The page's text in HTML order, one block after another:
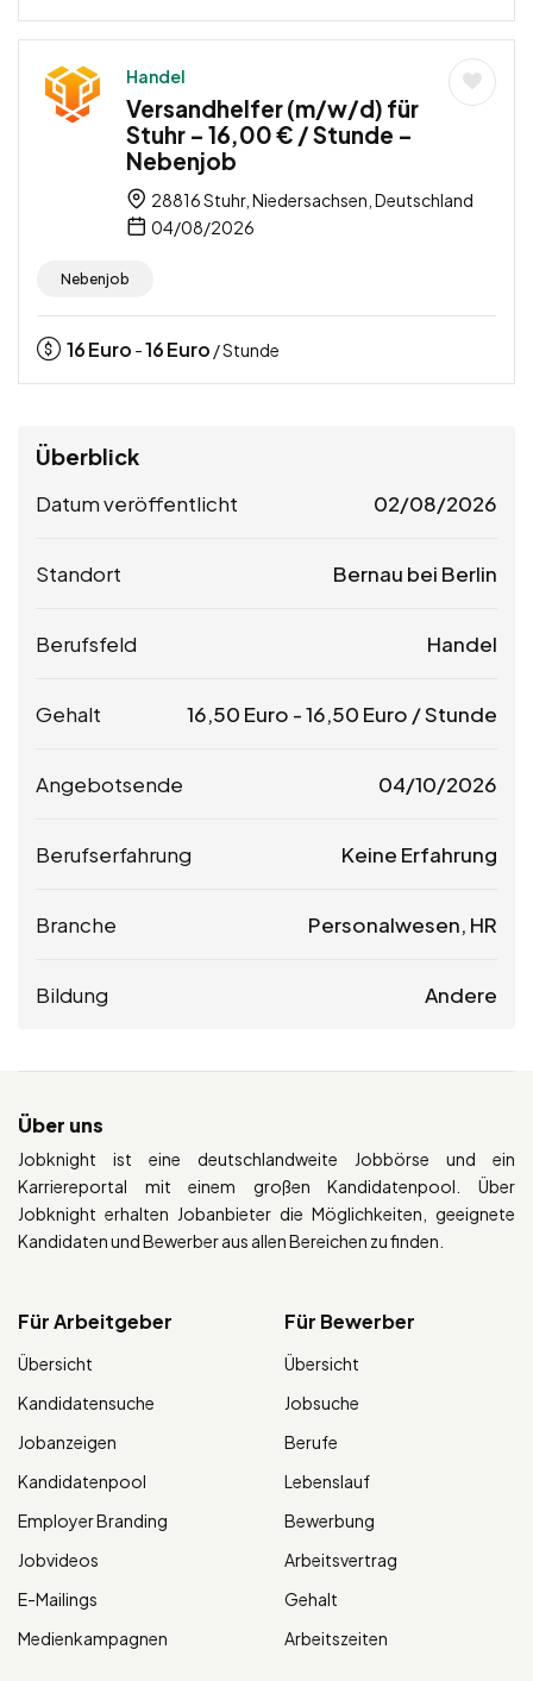
Handel
Versandhelfer (m/w/d) für
Stuhr – 16,00 € / Stunde –
Nebenjob
28816 Stuhr, Niedersachsen, Deutschland
04/08/2026
Nebenjob
16Euro -16Euro / Stunde
Überblick
Datum veröffentlicht 02/08/2026
Standort Bernau bei Berlin
Berufsfeld Handel
Gehalt 16,50 Euro -16,50 Euro / Stunde
Angebotsende 04/10/2026
Berufserfahrung Keine Erfahrung
Branche Personalwesen, HR
Bildung Andere
Über uns
Jobknight ist eine deutschlandweite Jobbörse und ein
Karriereportal mit einem großen Kandidatenpool. Über
Jobknight erhalten Jobanbieter die Möglichkeiten, geeignete
Kandidaten und Bewerber aus allen Bereichen zu finden.
Für Arbeitgeber
Übersicht
Kandidatensuche
Jobanzeigen
Kandidatenpool
Employer Branding
Jobvideos
E-Mailings
Medienkampagnen
Für Bewerber
Übersicht
Jobsuche
Berufe
Lebenslauf
Bewerbung
Arbeitsvertrag
Gehalt
Arbeitszeiten